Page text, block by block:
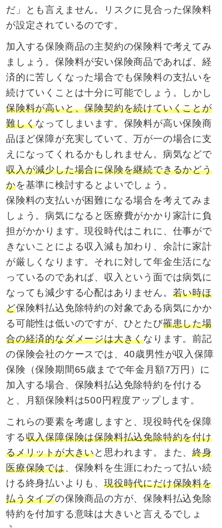
だ」とも言えません。リスクに見合った保険料
が設定されているのです。
加入する保険商品の主契約の保険料で考えてみ
ましょう。保険料が安い保険商品であれば、経
済的に苦しくなった場合でも保険料の支払いを
続けていくことは十分に可能でしょう。しかし
保険料が高いと、保険契約を続けていくことが
難しくなってしまいます。保険料が高い保険商
品ほど保障が充実していて、万が一の場合に支
えになってくれるかもしれません。病気などで
収入が減少した場合に保険を継続できるかどう
かを基準に検討するとよいでしょう。
保険料の支払いが困難になる場合を考えてみま
しょう。病気になると医療費がかかり家計に負
担がかかります。現役時代はこれに、仕事がで
きないことによる収入減も加わり、余計に家計
が厳しくなります。それに対して年金生活にな
っているのであれば、収入という面では病気に
なっても減少する心配はありません。 若い時ほ
ど保険料払込免除特約の対象である病気にかか
る可能性は低いのですが、ひとたび罹患した場
合の経済的なダメージは大きくなります。前記
の保険会社のケースでは、40歳男性が収入保障
保険（保険期間65歳までで年金月額7万円）に
加入する場合、保険料払込免除特約を付ける
と、月額保険料は500円程度アップします。
これらの要素を考慮しますと、現役時代を保障
する収入保障保険は保険料払込免除特約を付け
るメリットが大きいと思われます。また、終身
医療保険では、保険料を生涯にわたって払い続
ける終身払いよりも、 現役時代にだけ保険料を
払うタイプの保険商品の方が、保険料払込免除
特約を付加する意味は大きいと言えるでしょ